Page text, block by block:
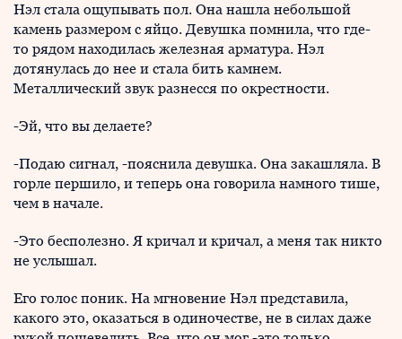
Нэл стала ощупывать пол. Она нашла небольшой
камень размером с яйцо. Девушка помнила, что где-
то рядом находилась железная арматура. Нэл
дотянулась до нее и стала бить камнем.
Металлический звук разнесся по окрестности.
-Эй, что вы делаете?
-Подаю сигнал, -пояснила девушка. Она закашляла. В
горле першило, и теперь она говорила намного тише,
чем в начале.
-Это бесполезно. Я кричал и кричал, а меня так никто
не услышал.
Его голос поник. На мгновение Нэл представила,
какого это, оказаться в одиночестве, не в силах даже